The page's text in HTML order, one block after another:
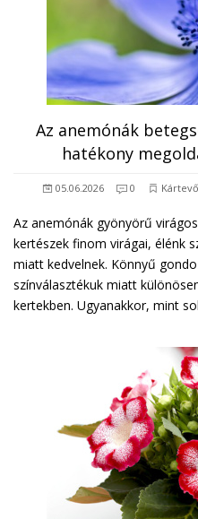
Az anemónák
hatékony
05.06.2026 0
Az anemónák gyönyörű
kertészek finom virágai, élénk
miatt kedvelnek. Könnyű
színválasztékuk miatt
kertekben. Ugyanakkor, mint